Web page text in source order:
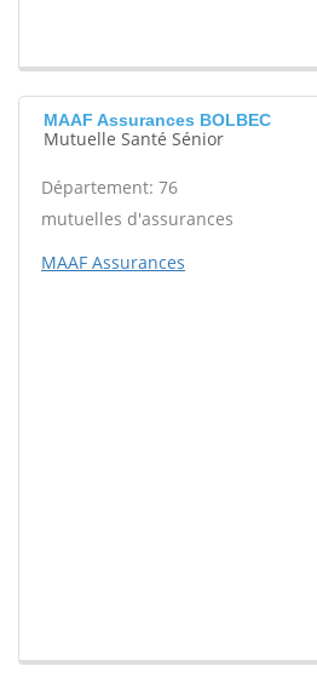
MAAF Assurances BOLBEC
Mutuelle Santé Sénior
Département: 76
mutuelles d'assurances
MAAF Assurances